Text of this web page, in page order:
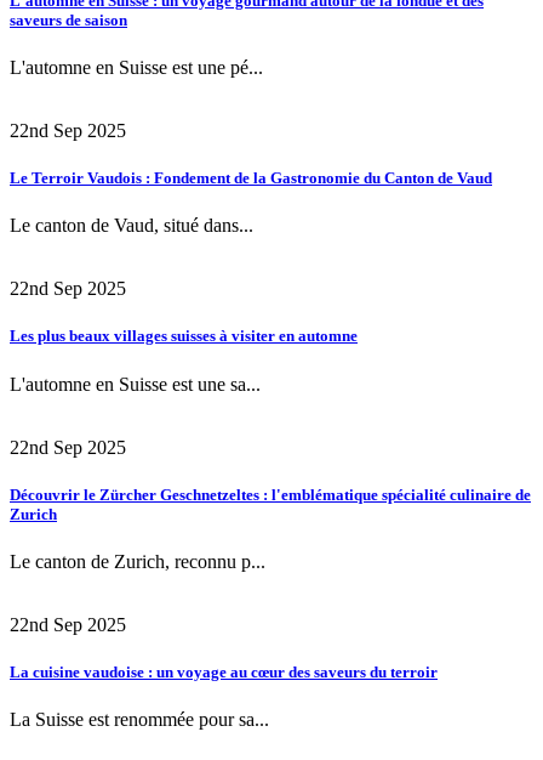
saveurs de saison
L'automne en Suisse est une pé...
22nd Sep 2025
Le Terroir Vaudois : Fondement de la Gastronomie du Canton de Vaud
Le canton de Vaud, situé dans...
22nd Sep 2025
Les plus beaux villages suisses à visiter en automne
L'automne en Suisse est une sa...
22nd Sep 2025
Découvrir le Zürcher Geschnetzeltes : l'emblématique spécialité culinaire de
Zurich
Le canton de Zurich, reconnu p...
22nd Sep 2025
La cuisine vaudoise : un voyage au cœur des saveurs du terroir
La Suisse est renommée pour sa...